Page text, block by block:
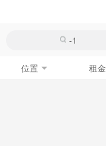
位置 租金